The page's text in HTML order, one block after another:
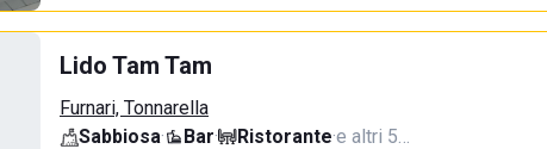
Lido Tam Tam
Furnari, Tonnarella
Sabbiosa· Bar· Ristorante·e altri 5…